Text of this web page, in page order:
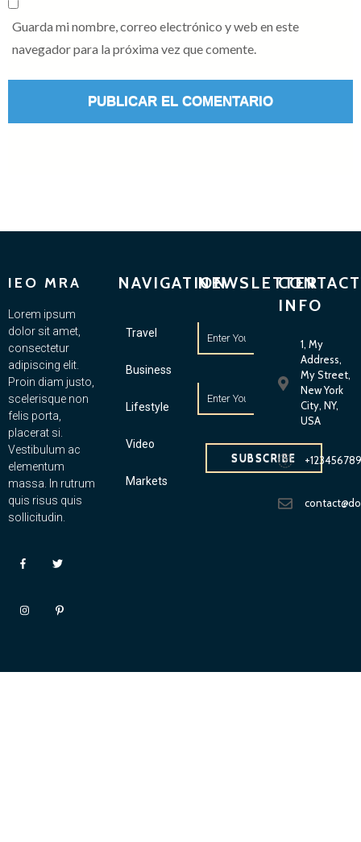
Guarda mi nombre, correo electrónico y web en este
navegador para la próxima vez que comente.
IEO MRA
Lorem ipsum
dolor sit amet,
consectetur
adipiscing elit.
Proin diam justo,
scelerisque non
felis porta,
placerat si.
Vestibulum ac
elementum
massa. In rutrum
quis risus quis
sollicitudin.
NAVIGATION
Travel
Business
Lifestyle
Video
Markets
NEWSLETTER
SUBSCRIBE
CONTACT
INFO
1, My
Address,
My Street,
New York
City, NY,
USA